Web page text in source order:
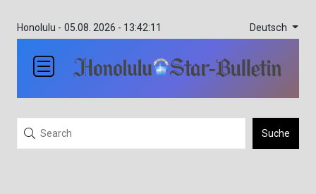
Honolulu - 05.08. 2026 - 13:42:11 Deutsch
Suche